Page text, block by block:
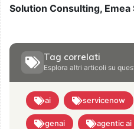
Solution Consulting,
Tag correlati
Esplora altri articoli su
ai servicenow
genai agentic ai